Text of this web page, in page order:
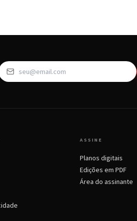
ASSINE
Planos digitais
Edições em PDF
Área do assinante